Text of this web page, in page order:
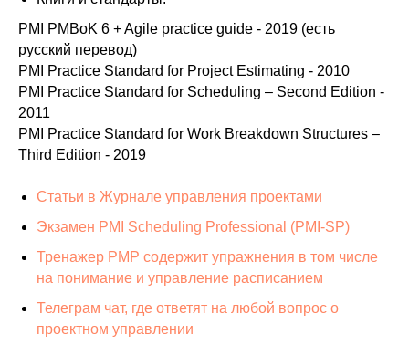
PMI PMBoK 6 + Agile practice guide - 2019 (есть
русский перевод)
PMI Practice Standard for Project Estimating - 2010
PMI Practice Standard for Scheduling – Second Edition -
2011
PMI Practice Standard for Work Breakdown Structures –
Third Edition - 2019
Статьи в Журнале управления проектами
Экзамен PMI Scheduling Professional (PMI-SP)
Тренажер PMP содержит упражнения в том числе
на понимание и управление расписанием
Телеграм чат, где ответят на любой вопрос о
проектном управлении